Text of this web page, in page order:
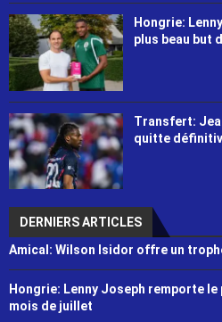
Hongrie:
plus beau but
Transfert:
quitte
DERNIERS ARTICLES
Amical: Wilson Isidor offre un
Hongrie: Lenny Joseph remporte le
mois de juillet